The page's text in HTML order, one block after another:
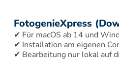
FotogenieXpress
✔ Für macOS ab 14 und
✔ Installation am eigenen
✔ Bearbeitung nur lokal auf